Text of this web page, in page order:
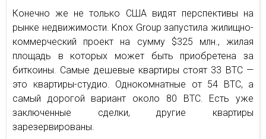
Конечно же не только США видят перспективы на
рынке недвижимости. Knox Group запустила жилищно-
коммерческий проект на сумму $325 млн., жилая
площадь в которых может быть приобретена за
биткоины. Самые дешевые квартиры стоят 33 BTC —
это квартиры-студио. Однокомнатные от 54 BTC, а
самый дорогой вариант около 80 BTC. Есть уже
заключенные сделки, другие квартиры
зарезервированы.